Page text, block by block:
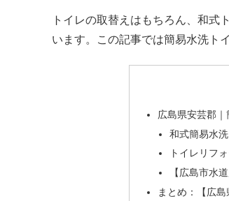
トイレの取替えはもちろん、和式
います。この記事では簡易水洗ト
広島県安芸郡
和式簡易水
トイレリフ
【広島市水
まとめ：【広